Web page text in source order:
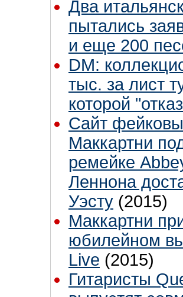
Два
пытались
и еще 200
DM:
тыс. за лист
которой
Сайт
Маккартни
ремейке
Леннона
Уэсту (2015)
Маккартни
юбилейном
Live (2015)
Гитаристы